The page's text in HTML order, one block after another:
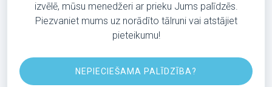
izvēlē, mūsu menedžeri ar prieku Jums palīdzēs.
Piezvaniet mums uz norādīto tālruni vai atstājiet
pieteikumu!
NEPIECIEŠAMA PALĪDZĪBA?